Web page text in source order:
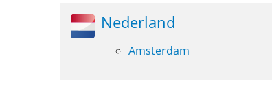
Nederland
Amsterdam